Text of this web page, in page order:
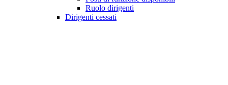
Ruolo dirigenti
Dirigenti cessati